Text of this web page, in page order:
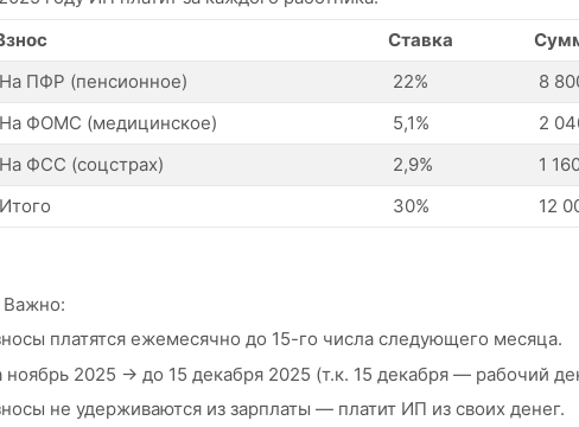
Ставка
На ПФР (пенсионное)
22%
8
На ФОМС (медицинское)
5,1%
2
На ФСС (соцстрах)
2,9%
1
Итого
30% 12
Важно:
платятся ежемесячно до 15-го числа следующего месяца.
ноябрь 2025 → до 15 декабря 2025 (т.к. 15 декабря — рабочий
не удерживаются из зарплаты — платит ИП из своих денег.